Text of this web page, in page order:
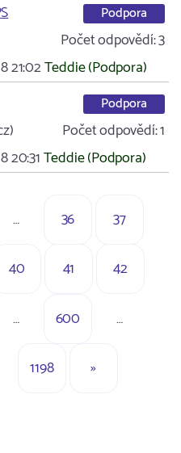
Podpora
Počet odpovědí:3
21:02Teddie (Podpora)
Podpora
Počet odpovědí:1
20:31Teddie (Podpora)
… 36 37
40 41 42
… 600 …
1198 »